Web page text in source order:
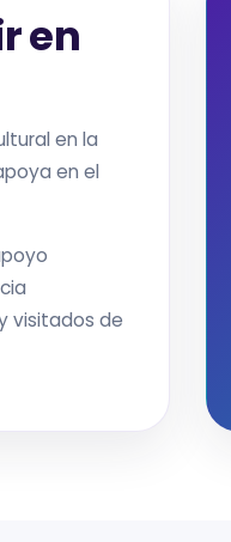
en
en la
en el
visitados de